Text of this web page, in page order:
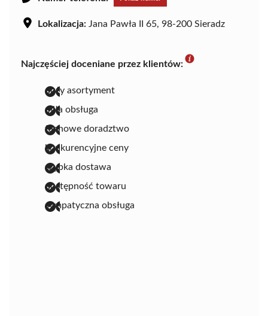
Lokalizacja: Jana Pawła II 65, 98-200 Sieradz
Najczęściej doceniane przez klientów:
duży asortyment
miła obsługa
fachowe doradztwo
konkurencyjne ceny
szybka dostawa
dostępność towaru
sympatyczna obsługa